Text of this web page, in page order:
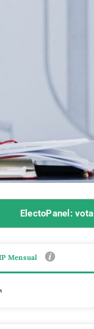
ElectoPanel: vota
Mensual